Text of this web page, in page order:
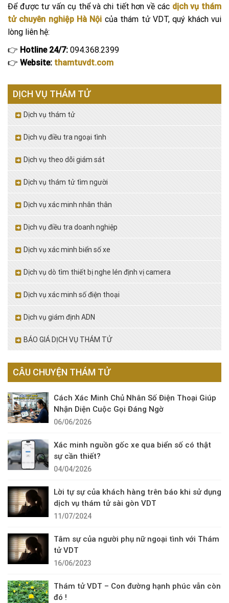
Để được tư vấn cụ thể và chi tiết hơn về cácdịch vụ thám
tử chuyên nghiệp Hà Nội của thám tử VDT, quý khách vui
lòng liên hệ:
👉 Hotline 24/7: 094.368.2399
👉 Website: thamtuvdt.com
DỊCH VỤ THÁM TỬ
Dịch vụ thám tử
Dịch vụ điều tra ngoại tình
Dịch vụ theo dõi giám sát
Dịch vụ thám tử tìm người
Dịch vụ xác minh nhân thân
Dịch vụ điều tra doanh nghiệp
Dịch vụ xác minh biển số xe
Dịch vụ dò tìm thiết bị nghe lén định vị camera
Dịch vụ xác minh số điện thoại
Dịch vụ giám định ADN
BÁO GIÁ DỊCH VỤ THÁM TỬ
CÂU CHUYỆN THÁM TỬ
Cách Xác Minh Chủ Nhân Số Điện Thoại Giúp
Nhận Diện Cuộc Gọi Đáng Ngờ
06/06/2026
Xác minh nguồn gốc xe qua biển số có thật
sự cần thiết?
04/04/2026
Lời tự sự của khách hàng trên báo khi sử dụng
dịch vụ thám tử sài gòn VDT
11/07/2024
Tâm sự của người phụ nữ ngoại tình với Thám
tử VDT
16/06/2023
Thám tử VDT – Con đường hạnh phúc vẫn còn
đó !